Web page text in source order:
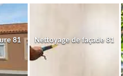
81 Nettoyage de façade 81